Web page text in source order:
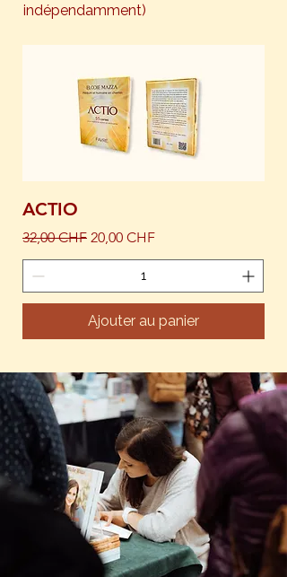
indépendamment)
ACTIO
Prix original
32,00 CHF Prix promotionnel
20,00 CHF
Ajouter au panier